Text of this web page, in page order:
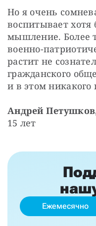
Но я очень
воспитывает хотя
мышление. Более
военно-
растит не
гражданского
​и в этом никакого
Андрей
15 лет
Ежемесячно